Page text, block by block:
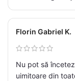
Florin Gabriel K.
Nu pot să
uimitoare din